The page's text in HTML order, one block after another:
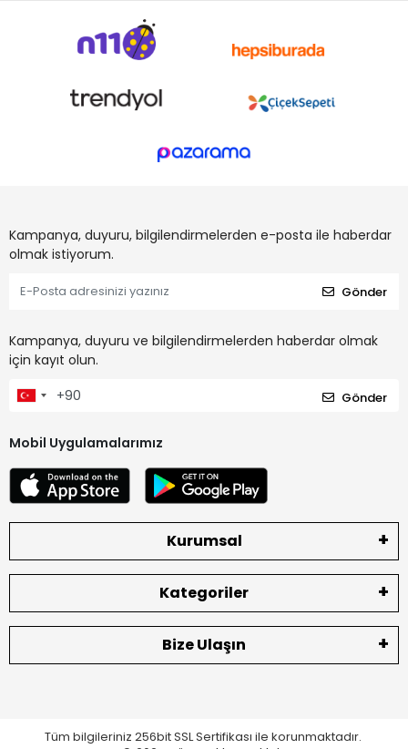
Kampanya, duyuru, bilgilendirmelerden e-posta ile haberdar
olmak istiyorum.
Gönder
Kampanya, duyuru ve bilgilendirmelerden haberdar olmak
için kayıt olun.
Gönder
Mobil Uygulamalarımız
Kurumsal
Kategoriler
Bize Ulaşın
Tüm bilgileriniz 256bit SSL Sertifikası ile korunmaktadır.